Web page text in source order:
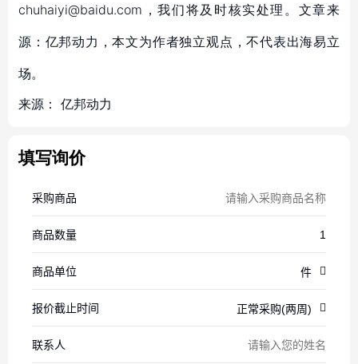
chuhaiyi@baidu.com，我们将及时核实处理。文章来
源：亿邦动力，本文为作者独立观点，不代表出海易立
场。
来源： 亿邦动力
填写询价